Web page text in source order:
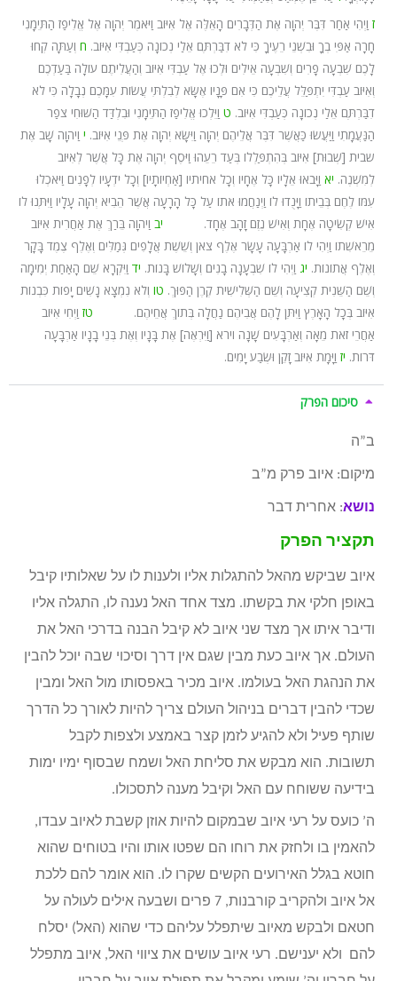
ז וַיְהִי אַחַר דִּבֶּר יְהוָה אֶת הַדְּבָרִים הָאֵלֶּה אֶל אִיּוֹב וַיֹּאמֶר יְהוָה אֶל אֱלִיפַז הַתֵּימָנִי
חָרָה אַפִּי בְךָ וּבִשְׁנֵי רֵעֶיךָ כִּי לֹא דִבַּרְתֶּם אֵלַי נְכוֹנָה כְּעַבְדִּי אִיּוֹב. ח וְעַתָּה קְחוּ
לָכֶם שִׁבְעָה פָרִים וְשִׁבְעָה אֵילִים וּלְכוּ אֶל עַבְדִּי אִיּוֹב וְהַעֲלִיתֶם עוֹלָה בַּעַדְכֶם
וְאִיּוֹב עַבְדִּי יִתְפַּלֵּל עֲלֵיכֶם כִּי אִם פָּנָיו אֶשָּׂא לְבִלְתִּי עֲשׂוֹת עִמָּכֶם נְבָלָה כִּי לֹא
דִבַּרְתֶּם אֵלַי נְכוֹנָה כְּעַבְדִּי אִיּוֹב. ט וַיֵּלְכוּ אֱלִיפַז הַתֵּימָנִי וּבִלְדַּד הַשּׁוּחִי צֹפַר
הַנַּעֲמָתִי וַיַּעֲשׂוּ כַּאֲשֶׁר דִּבֶּר אֲלֵיהֶם יְהוָה וַיִּשָּׂא יְהוָה אֶת פְּנֵי אִיּוֹב. י וַיהוָה שָׁב אֶת
שבית [שְׁבוּת] אִיּוֹב בְּהִתְפַּלְלוֹ בְּעַד רֵעֵהוּ וַיֹּסֶף יְהוָה אֶת כָּל אֲשֶׁר לְאִיּוֹב
לְמִשְׁנֶה. יא וַיָּבֹאוּ אֵלָיו כָּל אֶחָיו וְכָל אחיתיו [אַחְיוֹתָיו] וְכָל יֹדְעָיו לְפָנִים וַיֹּאכְלוּ
עִמּוֹ לֶחֶם בְּבֵיתוֹ וַיָּנֻדוּ לוֹ וַיְנַחֲמוּ אֹתוֹ עַל כָּל הָרָעָה אֲשֶׁר הֵבִיא יְהוָה עָלָיו וַיִּתְּנוּ לוֹ
אִישׁ קְשִׂיטָה אֶחָת וְאִישׁ נֶזֶם זָהָב אֶחָד. יב וַיהוָה בֵּרַךְ אֶת אַחֲרִית אִיּוֹב
מֵרֵאשִׁתוֹ וַיְהִי לוֹ אַרְבָּעָה עָשָׂר אֶלֶף צֹאן וְשֵׁשֶׁת אֲלָפִים גְּמַלִּים וְאֶלֶף צֶמֶד בָּקָר
וְאֶלֶף אֲתוֹנוֹת. יג וַיְהִי לוֹ שִׁבְעָנָה בָנִים וְשָׁלוֹשׁ בָּנוֹת. יד וַיִּקְרָא שֵׁם הָאַחַת יְמִימָה
וְשֵׁם הַשֵּׁנִית קְצִיעָה וְשֵׁם הַשְּׁלִישִׁית קֶרֶן הַפּוּךְ. טו וְלֹא נִמְצָא נָשִׁים יָפוֹת כִּבְנוֹת
אִיּוֹב בְּכָל הָאָרֶץ וַיִּתֵּן לָהֶם אֲבִיהֶם נַחֲלָה בְּתוֹךְ אֲחֵיהֶם. טז וַיְחִי אִיּוֹב
אַחֲרֵי זֹאת מֵאָה וְאַרְבָּעִים שָׁנָה וירא [וַיִּרְאֶה] אֶת בָּנָיו וְאֶת בְּנֵי בָנָיו אַרְבָּעָה
דֹּרוֹת. יז וַיָּמָת אִיּוֹב זָקֵן וּשְׂבַע יָמִים.
סיכום הפרק
ב”ה
מיקום: איוב פרק מ”ב
נושא: אחרית דבר
תקציר הפרק
איוב שביקש מהאל להתגלות אליו ולענות לו על שאלותיו קיבל
באופן חלקי את בקשתו. מצד אחד האל נענה לו, התגלה אליו
ודיבר איתו אך מצד שני איוב לא קיבל הבנה בדרכי האל את
העולם. אך איוב כעת מבין שגם אין דרך וסיכוי שבה יוכל להבין
את הנהגת האל בעולמו. איוב מכיר באפסותו מול האל ומבין
שכדי להבין דברים בניהול העולם צריך להיות לאורך כל הדרך
שותף פעיל ולא להגיע לזמן קצר באמצע ולצפות לקבל
תשובות. הוא מבקש את סליחת האל ושמח שבסוף ימיו ימות
בידיעה ששוחח עם האל וקיבל מענה לתסכולו.
ה’ כועס על רעי איוב שבמקום להיות אוזן קשבת לאיוב עבדו,
להאמין בו ולחזק את רוחו הם שפטו אותו והיו בטוחים שהוא
חוטא בגלל האירועים הקשים שקרו לו. הוא אומר להם ללכת
אל איוב ולהקריב קורבנות, 7 פרים ושבעה אילים לעולה על
חטאם ולבקש מאיוב שיתפלל עליהם כדי שהוא (האל) יסלח
להם ולא יענישם. רעי איוב עושים את ציווי האל, איוב מתפלל